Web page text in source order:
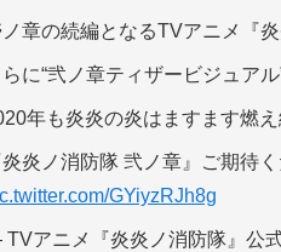
章の続編となるTVアニメ『
らに“弐ノ章ティザービジュアル
年も炎炎の炎はますます燃
炎炎ノ消防隊 弐ノ章』ご期待く
GYiyzRJh8g
アニメ『炎炎ノ消防隊』公